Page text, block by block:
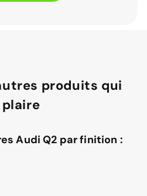
produits qui
Audi Q2 par finition :